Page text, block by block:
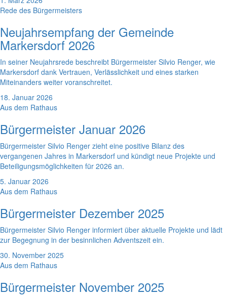
Rede des Bürgermeisters
Neujahrsempfang der Gemeinde
Markersdorf 2026
In seiner Neujahrsrede beschreibt Bürgermeister Silvio Renger, wie
Markersdorf dank Vertrauen, Verlässlichkeit und eines starken
Miteinanders weiter voranschreitet.
18. Januar 2026
Aus dem Rathaus
Bürgermeister Januar 2026
Bürgermeister Silvio Renger zieht eine positive Bilanz des
vergangenen Jahres in Markersdorf und kündigt neue Projekte und
Beteiligungsmöglichkeiten für 2026 an.
5. Januar 2026
Aus dem Rathaus
Bürgermeister Dezember 2025
Bürgermeister Silvio Renger informiert über aktuelle Projekte und lädt
zur Begegnung in der besinnlichen Adventszeit ein.
30. November 2025
Aus dem Rathaus
Bürgermeister November 2025